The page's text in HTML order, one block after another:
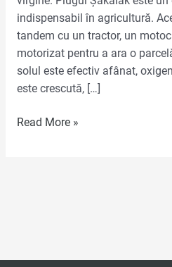
indispensabil în agricultură.
tandem cu un tractor, un
motorizat pentru a ara o
solul este efectiv afânat,
este crescută, […]
Read More »